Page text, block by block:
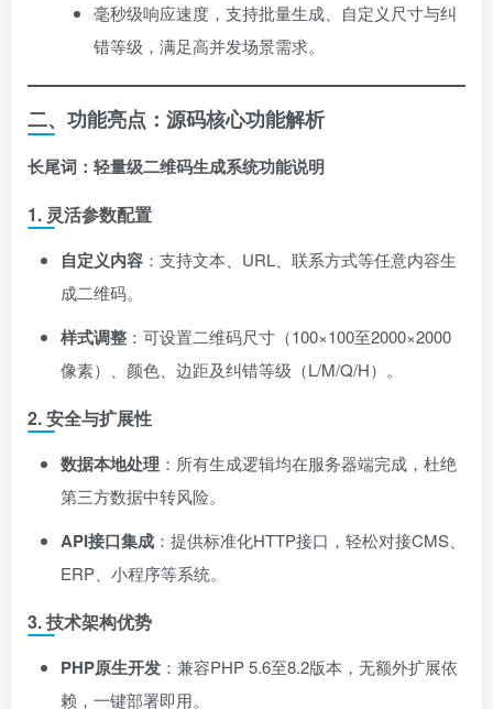
毫秒级响应速度，支持批量生成、自定义尺寸与纠
错等级，满足高并发场景需求。
二、功能亮点：源码核心功能解析
长尾词：轻量级二维码生成系统功能说明
1. ​ 灵活参数配置
自定义内容 ：支持文本、URL、联系方式等任意内容生
成二维码。
样式调整 ：可设置二维码尺寸（100×100至2000×2000
像素）、颜色、边距及纠错等级（L/M/Q/H）。
2. ​安全与扩展性
数据本地处理 ：所有生成逻辑均在服务器端完成，杜绝
第三方数据中转风险。
API接口集成 ：提供标准化HTTP接口，轻松对接CMS、
ERP、小程序等系统。
3. ​技术架构优势
PHP原生开发 ：兼容PHP 5.6至8.2版本，无额外扩展依
赖，一键部署即用。